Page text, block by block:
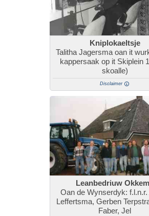
Kniplokaeltsje
Talitha Jagersma oan it
kappersaak op it Skiplein
skoalle)
Disclaimer
Leanbedriuw
Oan de Wynserdyk: f.l.n.r.
Leffertsma, Gerben
Faber, Jel